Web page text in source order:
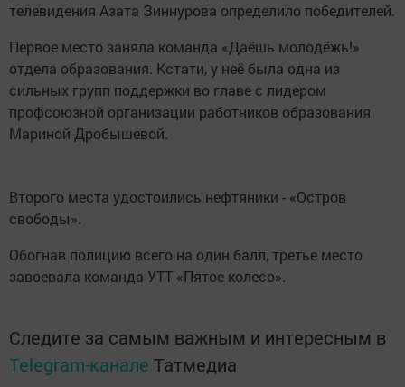
телевидения Азата Зиннурова определило победителей.
Первое место заняла команда «Даёшь молодёжь!»
отдела образования. Кстати, у неё была одна из
сильных групп поддержки во главе с лидером
профсоюзной организации работников образования
Мариной Дробышевой.
Второго места удостоились нефтяники - «Остров
свободы».
Обогнав полицию всего на один балл, третье место
завоевала команда УТТ «Пятое колесо».
Следите за самым важным и интересным в
Telegram-канале Татмедиа